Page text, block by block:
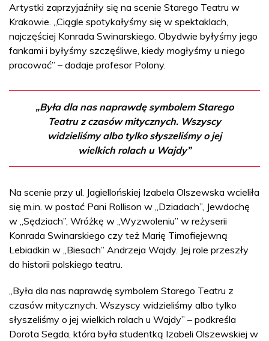
Artystki zaprzyjaźniły się na scenie Starego Teatru w
Krakowie. „Ciągle spotykałyśmy się w spektaklach,
najczęściej Konrada Swinarskiego. Obydwie byłyśmy jego
fankami i byłyśmy szczęśliwe, kiedy mogłyśmy u niego
pracować” – dodaje profesor Polony.
„Była dla nas naprawdę symbolem Starego
Teatru z czasów mitycznych. Wszyscy
widzieliśmy albo tylko słyszeliśmy o jej
wielkich rolach u Wajdy”
Na scenie przy ul. Jagiellońskiej Izabela Olszewska wcieliła
się m.in. w postać Pani Rollison w „Dziadach”, Jewdochę
w „Sędziach”, Wróżkę w „Wyzwoleniu” w reżyserii
Konrada Swinarskiego czy też Marię Timofiejewną
Lebiadkin w „Biesach” Andrzeja Wajdy. Jej role przeszły
do historii polskiego teatru.
„Była dla nas naprawdę symbolem Starego Teatru z
czasów mitycznych. Wszyscy widzieliśmy albo tylko
słyszeliśmy o jej wielkich rolach u Wajdy” – podkreśla
Dorota Segda, która była studentką Izabeli Olszewskiej w